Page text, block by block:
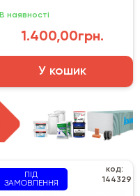
В наявності
1.400,00грн.
У кошик
ПІД
ЗАМОВЛЕННЯ
код:
144329